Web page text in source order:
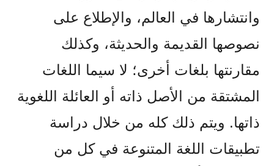
وانتشارها في العالم، والإطلاع على
نصوصها القديمة والحديثة، وكذلك
مقارنتها بلغات أخرى؛ لا سيما اللغات
المشتقة من الأصل ذاته أو العائلة اللغوية
ذاتها. ويتم ذلك كله من خلال دراسة
تطبيقات اللغة المتنوعة في كل من